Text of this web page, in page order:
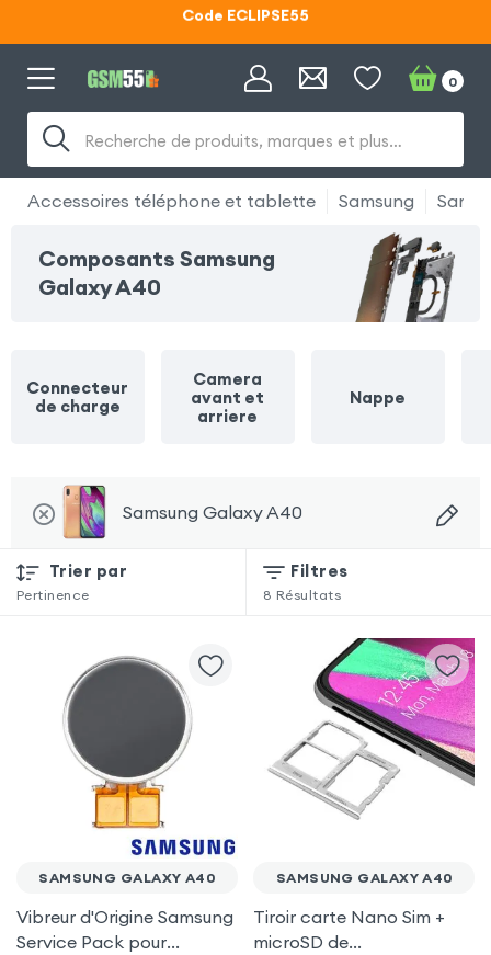
Code ECLIPSE55
Lunettes d'éclipse OFFERTES
Code ECLIPSE55
Recherche de produits, marques et plus…
0
Accessoires téléphone et tablette Samsung
Composants Samsung
Galaxy A40
Connecteur
de charge
Camera
avant et
arriere
Nappe
Samsung Galaxy A40
Trier par
Pertinence
Filtres
8 Résultats
SAMSUNG GALAXY A40
Vibreur d'Origine Samsung
Service Pack pour
SAMSUNG GALAXY A40
Tiroir carte Nano Sim +
microSD de